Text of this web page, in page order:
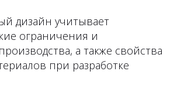
дизайн учитывает
ограничения и
а также свойства
при разработке